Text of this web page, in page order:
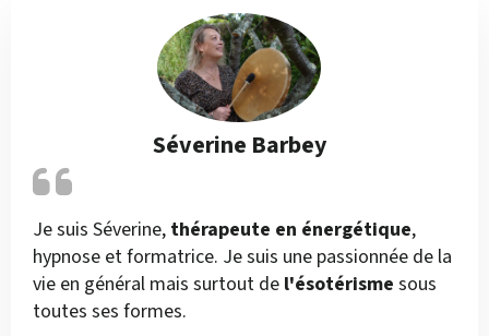
Séverine Barbey
Je suis Séverine, thérapeute en énergétique,
hypnose et formatrice. Je suis une passionnée de la
vie en général mais surtout de l'ésotérisme sous
toutes ses formes.